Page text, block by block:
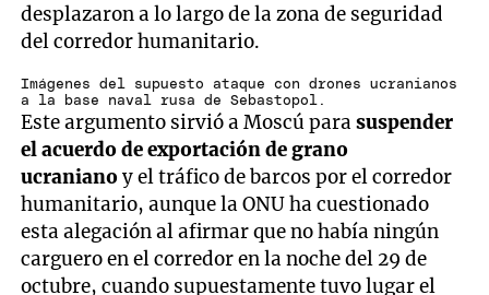
desplazaron a lo largo de la zona de seguridad
del corredor humanitario.
Imágenes del supuesto ataque con drones ucranianos
a la base naval rusa de Sebastopol.
Este argumento sirvió a Moscú parasuspender
el acuerdo de exportación de grano
ucranianoy el tráfico de barcos por el corredor
humanitario, aunque la ONU ha cuestionado
esta alegación al afirmar que no había ningún
carguero en el corredor en la noche del 29 de
octubre, cuando supuestamente tuvo lugar el